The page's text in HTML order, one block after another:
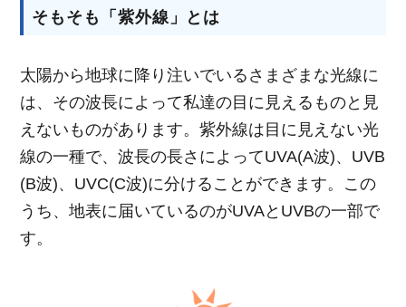
ブランドから探す
そもそも「紫外線」とは
太陽から地球に降り注いでいるさまざまな光線に
は、その波長によって私達の目に見えるものと見
えないものがあります。紫外線は目に見えない光
線の一種で、波長の長さによってUVA(A波)、UVB
(B波)、UVC(C波)に分けることができます。この
うち、地表に届いているのがUVAとUVBの一部で
す。